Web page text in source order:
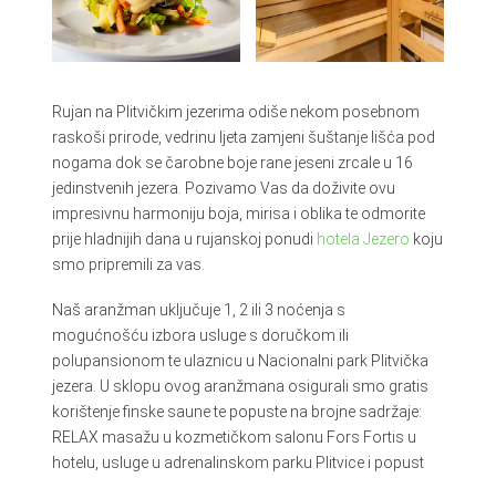
Rujan na Plitvičkim jezerima odiše nekom posebnom
raskoši prirode, vedrinu ljeta zamjeni šuštanje lišća pod
nogama dok se čarobne boje rane jeseni zrcale u 16
jedinstvenih jezera. Pozivamo Vas da doživite ovu
impresivnu harmoniju boja, mirisa i oblika te odmorite
prije hladnijih dana u rujanskoj ponudi hotela Jezero koju
smo pripremili za vas.
Naš aranžman uključuje 1, 2 ili 3 noćenja s
mogućnošću izbora usluge s doručkom ili
polupansionom te ulaznicu u Nacionalni park Plitvička
jezera. U sklopu ovog aranžmana osigurali smo gratis
korištenje finske saune te popuste na brojne sadržaje:
RELAX masažu u kozmetičkom salonu Fors Fortis u
hotelu, usluge u adrenalinskom parku Plitvice i popust